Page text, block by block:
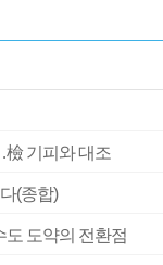
檢 기피와 대조
(종합)
도 도약의 전환점